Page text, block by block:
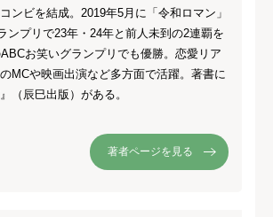
ンビを結成。2019年5月に「令和ロマン」
ンプリで23年・24年と前人未到の2連覇を
お笑いグランプリでも優勝。恋愛リア
MCや映画出演など多方面で活躍。著書に
（辰巳出版）がある。
著者ページを見る